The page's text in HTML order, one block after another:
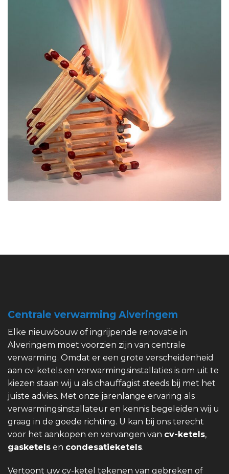
Centrale verwarming Alveringem
Elke nieuwbouw of ingrijpende renovatie in
Alveringem moet voorzien zijn van centrale
verwarming. Omdat er een grote verscheidenheid
aan cv-ketels en verwarmingsinstallaties is om uit te
kiezen staan wij u als chauffagist steeds bij met het
juiste advies. Met onze jarenlange ervaring als
verwarmingsinstallateur en kennis begeleiden wij u
graag in de goede richting. U kan bij ons terecht
voor het aankopen en vervangen van cv-ketels,
gasketels en condesatieketels.
Vertoont uw cv-ketel tekenen van gebreken of